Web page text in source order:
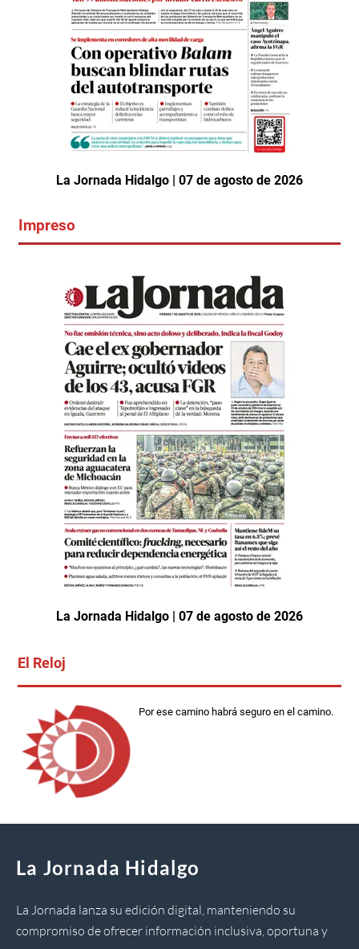
La Jornada Hidalgo | 07 de agosto de 2026
Impreso
La Jornada Hidalgo | 07 de agosto de 2026
El Reloj
Por ese camino habrá seguro en el camino.
La Jornada Hidalgo
La Jornada lanza su edición digital, manteniendo su
compromiso de ofrecer información inclusiva, oportuna y